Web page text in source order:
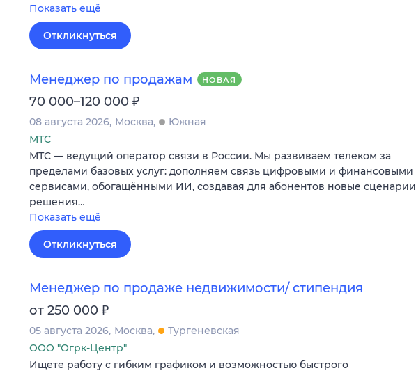
Показать ещё
Откликнуться
Менеджер по продажам НОВАЯ
70 000–120 000 ₽
08 августа 2026 Москва
Южная
МТС
МТС — ведущий оператор связи в России. Мы развиваем телеком за
пределами базовых услуг: дополняем связь цифровыми и финансовыми
сервисами, обогащёнными ИИ, создавая для абонентов новые сценарии
решения…
Показать ещё
Откликнуться
Менеджер по продаже недвижимости/ стипендия
от 250 000 ₽
05 августа 2026 Москва
Тургеневская
ООО "Огрк-Центр"
Ищете работу с гибким графиком и возможностью быстрого